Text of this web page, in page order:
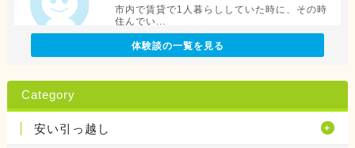
市内で賃貸で1人暮らししていた時に、その時
住んでい...
続きを見る
出る訳で...
続きを見る
体験談の一覧を見る
Category
安い引っ越し